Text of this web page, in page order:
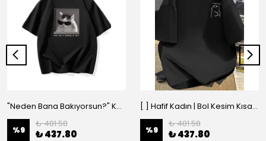
"Neden Bana Bakıyorsun?" Komik Kedi Grafik Tişört - Dijital Baskılı Siyah Bol - Siyah
%9
₺ 481.58
₺ 437.80
[ ] Hafif Kadın | Bol Kesim Kısa Kollu Yuvarlak Yaka Eğlenceli Karikatür Ayı ve - Siyah
%9
₺ 481.58
₺ 437.80